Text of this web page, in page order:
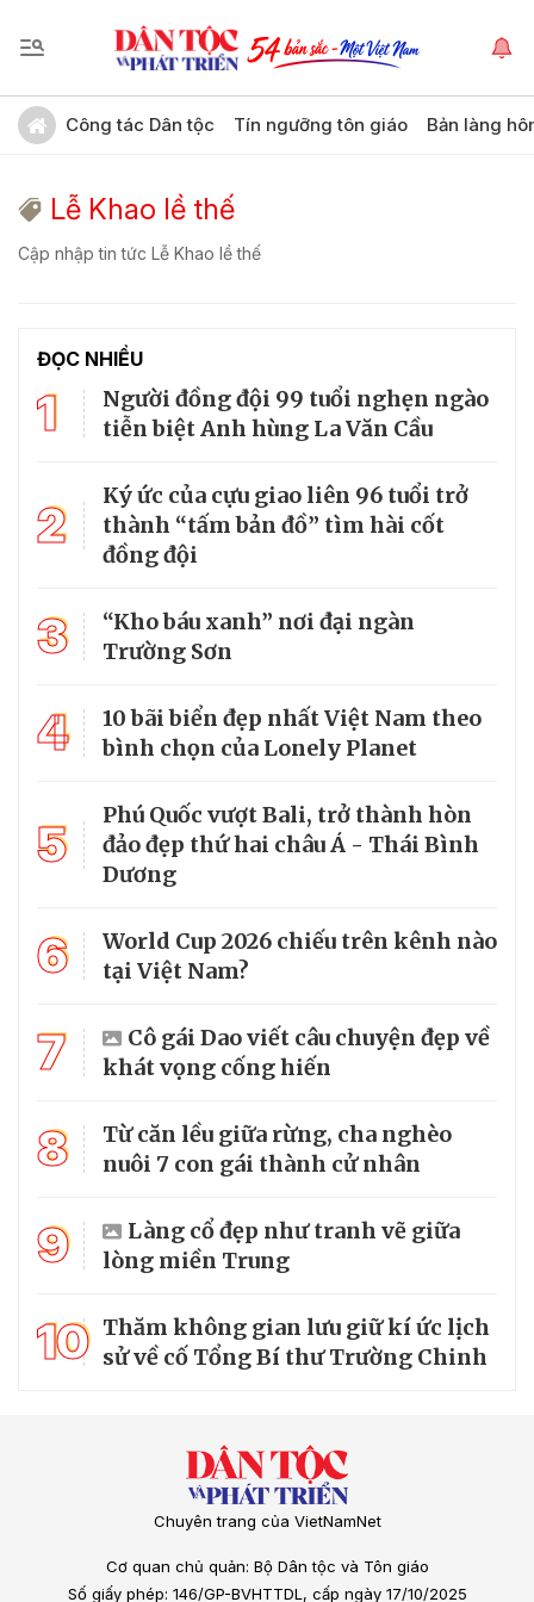
Công tác Dân tộc Tín ngưỡng tôn giáo Bản làng
Lễ Khao lề thế
Cập nhập tin tức Lễ Khao lề thế
ĐỌC NHIỀU
1
Người đồng đội 99 tuổi nghẹn ngào
tiễn biệt Anh hùng La Văn Cầu
2
Ký ức của cựu giao liên 96 tuổi trở
thành “tấm bản đồ” tìm hài cốt
đồng đội
3
“Kho báu xanh” nơi đại ngàn
Trường Sơn
4
10 bãi biển đẹp nhất Việt Nam theo
bình chọn của Lonely Planet
5
Phú Quốc vượt Bali, trở thành hòn
đảo đẹp thứ hai châu Á - Thái Bình
Dương
6
World Cup 2026 chiếu trên kênh nào
tại Việt Nam?
7
Cô gái Dao viết câu chuyện đẹp về
khát vọng cống hiến
8
Từ căn lều giữa rừng, cha nghèo
nuôi 7 con gái thành cử nhân
9
Làng cổ đẹp như tranh vẽ giữa
lòng miền Trung
10 Thăm không gian lưu giữ kí ức lịch
sử về cố Tổng Bí thư Trường Chinh
Chuyên trang của VietNamNet
Cơ quan chủ quản: Bộ Dân tộc và Tôn giáo
Số giấy phép: 146/GP-BVHTTDL, cấp ngày 17/10/2025